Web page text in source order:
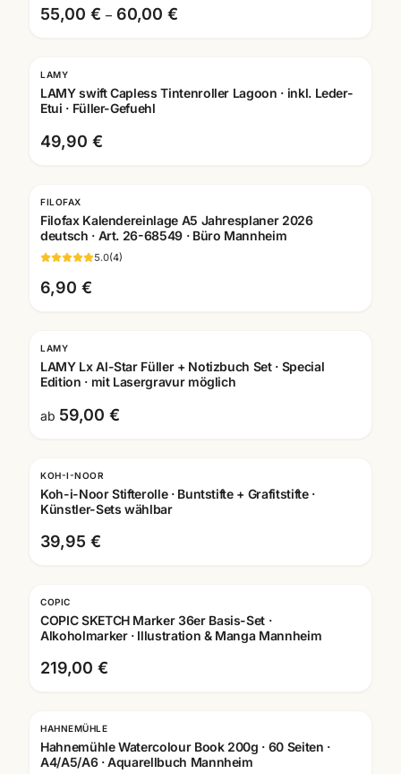
55,00 € – 60,00 €
Gravur
LAMY
LAMY swift Capless Tintenroller Lagoon · inkl. Leder-
Etui · Füller-Gefuehl
49,90 €
FILOFAX
Filofax Kalendereinlage A5 Jahresplaner 2026
deutsch · Art. 26-68549 · Büro Mannheim
5.0(4)
6,90 €
LAMY
LAMY Lx Al-Star Füller + Notizbuch Set · Special
Edition · mit Lasergravur möglich
ab 59,00 €
KOH-I-NOOR
Koh-i-Noor Stifterolle · Buntstifte + Grafitstifte ·
Künstler-Sets wählbar
39,95 €
COPIC
COPIC SKETCH Marker 36er Basis-Set ·
Alkoholmarker · Illustration & Manga Mannheim
219,00 €
HAHNEMÜHLE
Hahnemühle Watercolour Book 200g · 60 Seiten ·
A4/A5/A6 · Aquarellbuch Mannheim